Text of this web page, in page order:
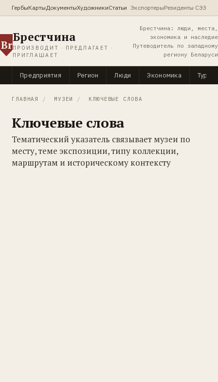
ГербыКартыДокументыХудожникиСтатьи ЭкспортерыРезиденты СЭЗ
Br
Брестчина
ПРОИЗВОДИТ · ПРЕДЛАГАЕТ ·
ПРИГЛАШАЕТ
Брестчина: люди, места,
экономика и наследие
Путеводитель по западному
региону Беларуси
Предприятия Регион Люди Экономика
ГЛАВНАЯ / МУЗЕИ / КЛЮЧЕВЫЕ СЛОВА
Ключевые слова
Тематический указатель связывает музеи по
месту, теме экспозиции, типу коллекции,
маршрутам и историческому контексту